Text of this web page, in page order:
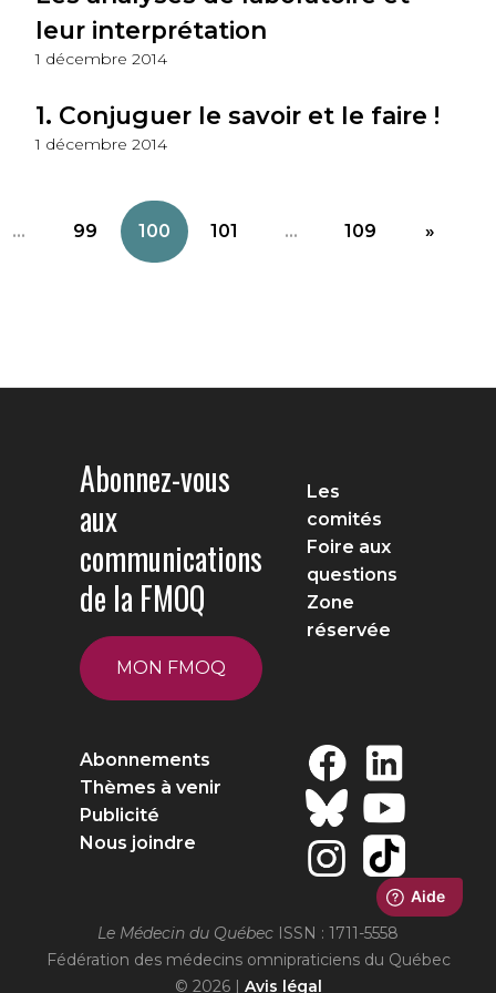
leur interprétation
1 décembre 2014
1. Conjuguer le savoir et le faire !
1 décembre 2014
... 99 100 101 ... 109 »
Abonnez-vous
aux
communications
de la FMOQ
MON FMOQ
Les
comités
Foire aux
questions
Zone
réservée
Abonnements
Thèmes à venir
Publicité
Nous joindre
Le Médecin du Québec ISSN : 1711-5558
Fédération des médecins omnipraticiens du Québec
© 2026 | Avis légal